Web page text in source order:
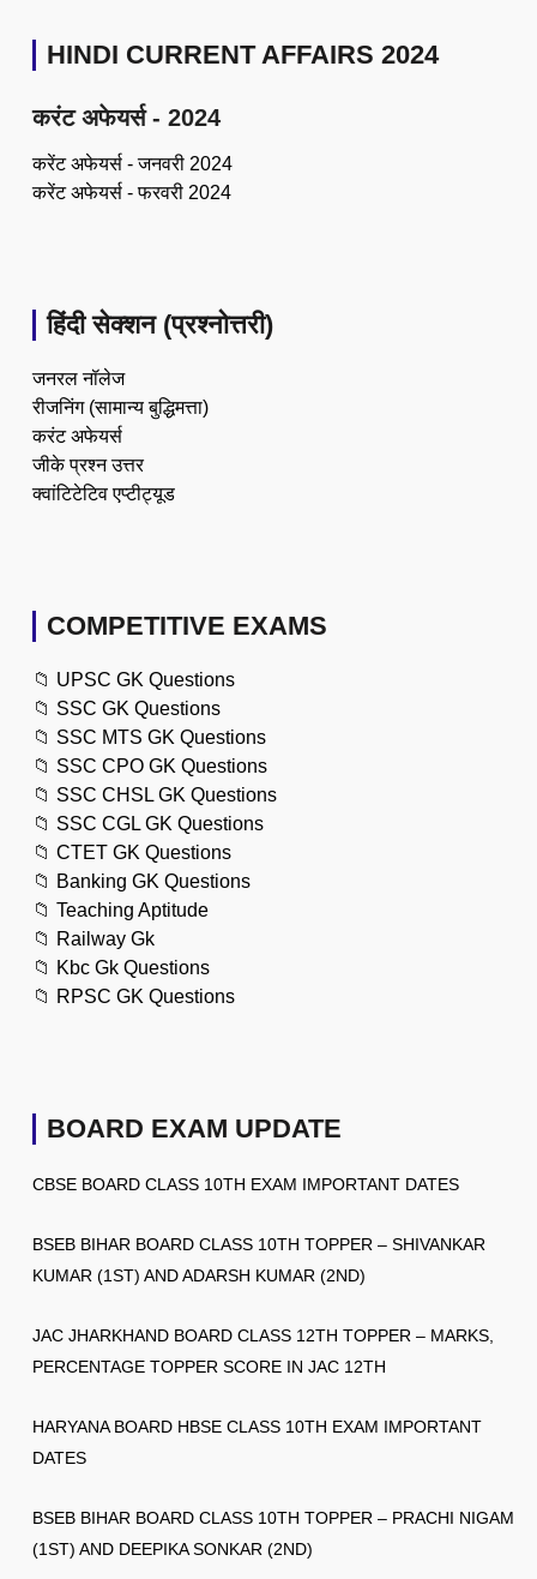
HINDI CURRENT AFFAIRS 2024
करंट अफेयर्स - 2024
करेंट अफेयर्स - जनवरी 2024
करेंट अफेयर्स - फरवरी 2024
हिंदी सेक्शन (प्रश्नोत्तरी)
जनरल नॉलेज
रीजनिंग (सामान्य बुद्धिमत्ता)
करंट अफेयर्स
जीके प्रश्न उत्तर
क्वांटिटेटिव एप्टीट्यूड
COMPETITIVE EXAMS
📁 UPSC GK Questions
📁 SSC GK Questions
📁 SSC MTS GK Questions
📁 SSC CPO GK Questions
📁 SSC CHSL GK Questions
📁 SSC CGL GK Questions
📁 CTET GK Questions
📁 Banking GK Questions
📁 Teaching Aptitude
📁 Railway Gk
📁 Kbc Gk Questions
📁 RPSC GK Questions
BOARD EXAM UPDATE
CBSE BOARD CLASS 10TH EXAM IMPORTANT DATES
BSEB BIHAR BOARD CLASS 10TH TOPPER – SHIVANKAR
KUMAR (1ST) AND ADARSH KUMAR (2ND)
JAC JHARKHAND BOARD CLASS 12TH TOPPER – MARKS,
PERCENTAGE TOPPER SCORE IN JAC 12TH
HARYANA BOARD HBSE CLASS 10TH EXAM IMPORTANT
DATES
BSEB BIHAR BOARD CLASS 10TH TOPPER – PRACHI NIGAM
(1ST) AND DEEPIKA SONKAR (2ND)